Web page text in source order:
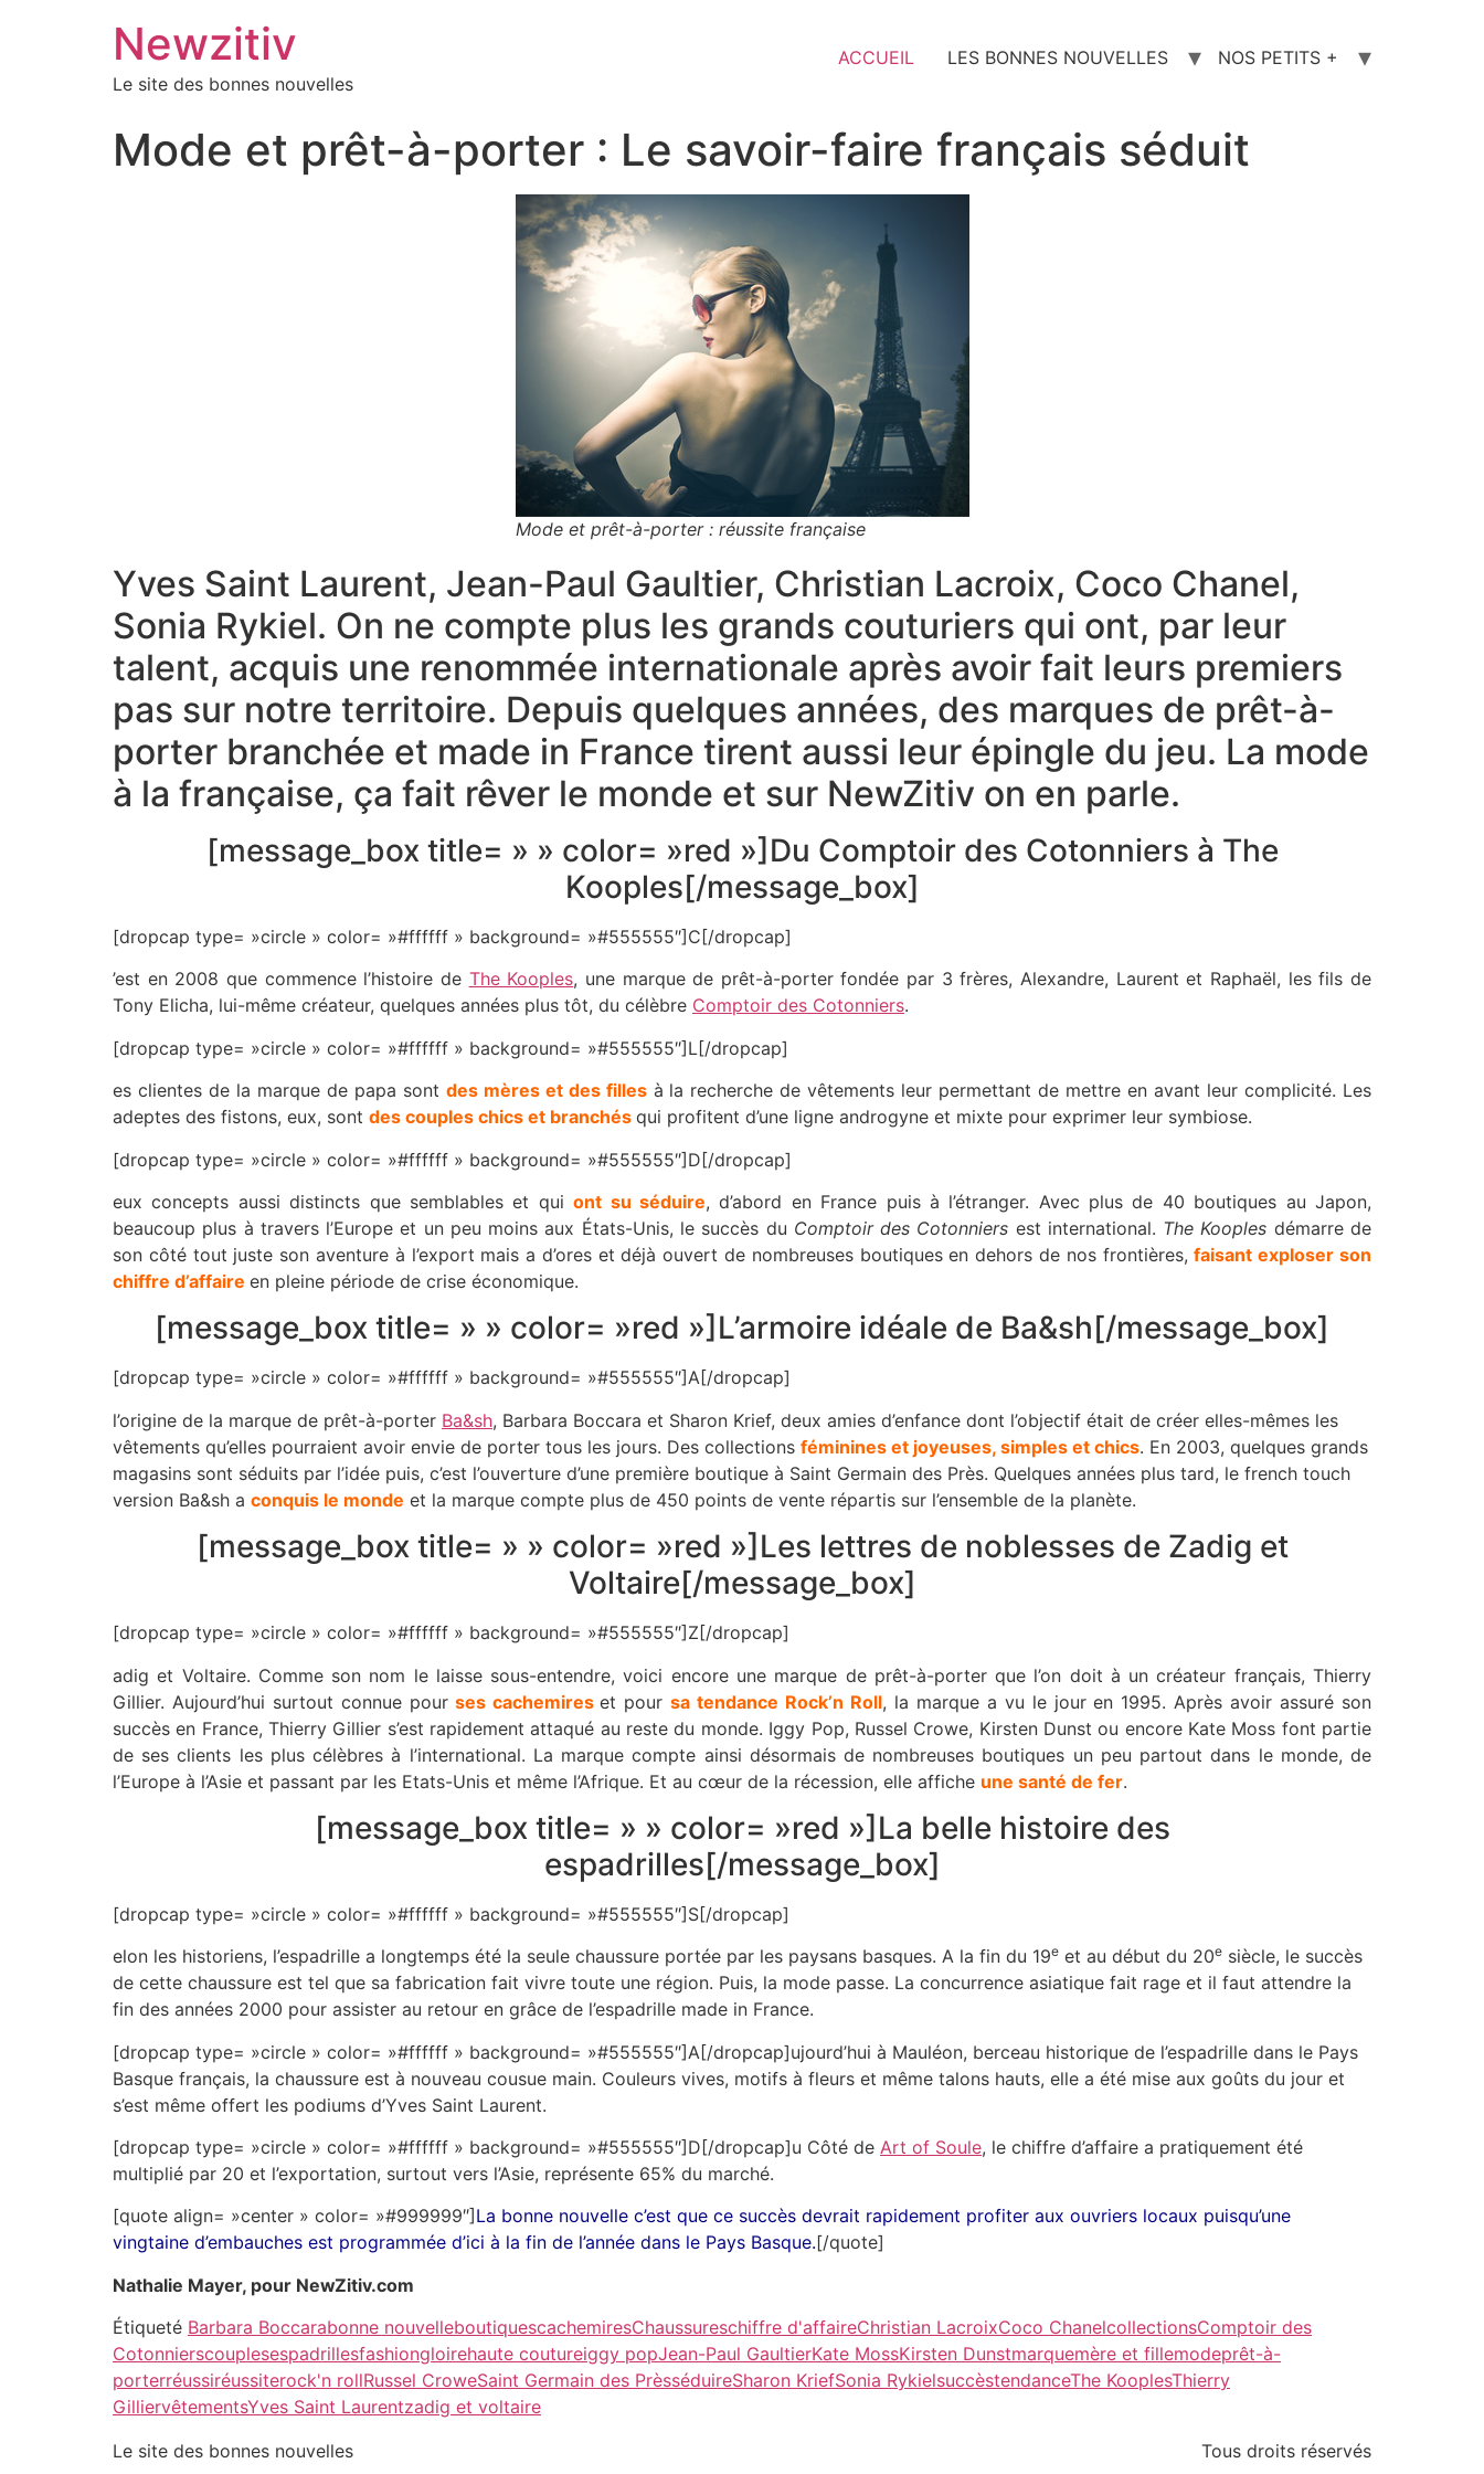
Newzitiv
Le site des bonnes nouvelles
ACCUEIL LES BONNES NOUVELLES NOS PETITS +
Mode et prêt-à-porter : Le savoir-faire français séduit
Mode et prêt-à-porter : réussite française
Yves Saint Laurent, Jean-Paul Gaultier, Christian Lacroix, Coco Chanel,
Sonia Rykiel. On ne compte plus les grands couturiers qui ont, par leur
talent, acquis une renommée internationale après avoir fait leurs premiers
pas sur notre territoire. Depuis quelques années, des marques de prêt-à-
porter branchée et made in France tirent aussi leur épingle du jeu. La mode
à la française, ça fait rêver le monde et sur NewZitiv on en parle.
[message_box title= » » color= »red »]Du Comptoir des Cotonniers à The
Kooples[/message_box]
[dropcap type= »circle » color= »#ffffff » background= »#555555″]C[/dropcap]
’est en 2008 que commence l’histoire de The Kooples, une marque de prêt-à-porter fondée par 3 frères, Alexandre, Laurent et Raphaël, les fils de
Tony Elicha, lui-même créateur, quelques années plus tôt, du célèbre Comptoir des Cotonniers.
[dropcap type= »circle » color= »#ffffff » background= »#555555″]L[/dropcap]
es clientes de la marque de papa sont des mères et des fillesà la recherche de vêtements leur permettant de mettre en avant leur complicité. Les
adeptes des fistons, eux, sont des couples chics et branchés qui profitent d’une ligne androgyne et mixte pour exprimer leur symbiose.
[dropcap type= »circle » color= »#ffffff » background= »#555555″]D[/dropcap]
eux concepts aussi distincts que semblables et quiont su séduire, d’abord en France puis à l’étranger. Avec plus de 40 boutiques au Japon,
beaucoup plus à travers l’Europe et un peu moins aux États-Unis, le succès du Comptoir des Cotonniers est international. The Kooples démarre de
son côté tout juste son aventure à l’export mais a d’ores et déjà ouvert de nombreuses boutiques en dehors de nos frontières,faisant exploser son
chiffre d’affaire en pleine période de crise économique.
[message_box title= » » color= »red »]L’armoire idéale de Ba&sh[/message_box]
[dropcap type= »circle » color= »#ffffff » background= »#555555″]A[/dropcap]
l’origine de la marque de prêt-à-porter Ba&sh, Barbara Boccara et Sharon Krief, deux amies d’enfance dont l’objectif était de créer elles-mêmes les
vêtements qu’elles pourraient avoir envie de porter tous les jours. Des collections féminines et joyeuses, simples et chics. En 2003, quelques grands
magasins sont séduits par l’idée puis, c’est l’ouverture d’une première boutique à Saint Germain des Près. Quelques années plus tard, le french touch
version Ba&sh a conquis le monde et la marque compte plus de 450 points de vente répartis sur l’ensemble de la planète.
[message_box title= » » color= »red »]Les lettres de noblesses de Zadig et
Voltaire[/message_box]
[dropcap type= »circle » color= »#ffffff » background= »#555555″]Z[/dropcap]
adig et Voltaire. Comme son nom le laisse sous-entendre, voici encore une marque de prêt-à-porter que l’on doit à un créateur français, Thierry
Gillier. Aujourd’hui surtout connue pourses cachemires et poursa tendance Rock’n Roll, la marque a vu le jour en 1995. Après avoir assuré son
succès en France, Thierry Gillier s’est rapidement attaqué au reste du monde. Iggy Pop, Russel Crowe, Kirsten Dunst ou encore Kate Moss font partie
de ses clients les plus célèbres à l’international. La marque compte ainsi désormais de nombreuses boutiques un peu partout dans le monde, de
l’Europe à l’Asie et passant par les Etats-Unis et même l’Afrique. Et au cœur de la récession, elle affiche une santé de fer.
[message_box title= » » color= »red »]La belle histoire des
espadrilles[/message_box]
[dropcap type= »circle » color= »#ffffff » background= »#555555″]S[/dropcap]
elon les historiens, l’espadrille a longtemps été la seule chaussure portée par les paysans basques. A la fin du 19e et au début du 20e siècle, le succès
de cette chaussure est tel que sa fabrication fait vivre toute une région. Puis, la mode passe. La concurrence asiatique fait rage et il faut attendre la
fin des années 2000 pour assister au retour en grâce de l’espadrille made in France.
[dropcap type= »circle » color= »#ffffff » background= »#555555″]A[/dropcap]ujourd’hui à Mauléon, berceau historique de l’espadrille dans le Pays
Basque français, la chaussure est à nouveau cousue main. Couleurs vives, motifs à fleurs et même talons hauts, elle a été mise aux goûts du jour et
s’est même offert les podiums d’Yves Saint Laurent.
[dropcap type= »circle » color= »#ffffff » background= »#555555″]D[/dropcap]u Côté de Art of Soule, le chiffre d’affaire a pratiquement été
multiplié par 20 et l’exportation, surtout vers l’Asie, représente 65% du marché.
[quote align= »center » color= »#999999″] La bonne nouvelle c’est que ce succès devrait rapidement profiter aux ouvriers locaux puisqu’une
vingtaine d’embauches est programmée d’ici à la fin de l’année dans le Pays Basque.[/quote]
Nathalie Mayer, pour NewZitiv.com
Étiqueté Barbara Boccarabonne nouvelleboutiquescachemiresChaussureschiffre d'affaireChristian LacroixCoco ChanelcollectionsComptoir des
Cotonnierscouplesespadrillesfashiongloirehaute coutureiggy popJean-Paul GaultierKate MossKirsten Dunstmarquemère et fillemodeprêt-à-
porterréussiréussiterock'n rollRussel CroweSaint Germain des PrèsséduireSharon KriefSonia RykielsuccèstendanceThe KooplesThierry
GilliervêtementsYves Saint Laurentzadig et voltaire
Le site des bonnes nouvelles
Tous droits réservés